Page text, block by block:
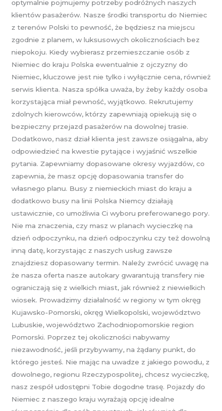
optymalnie pojmujemy potrzeby podróżnych naszych
klientów pasażerów. Nasze środki transportu do Niemiec
z terenów Polski to pewność, że będziesz na miejscu
zgodnie z planem, w luksusowych okolicznościach bez
niepokoju. Kiedy wybierasz przemieszczanie osób z
Niemiec do kraju Polska ewentualnie z ojczyzny do
Niemiec, kluczowe jest nie tylko i wyłącznie cena, również
serwis klienta. Nasza spółka uważa, by żeby każdy osoba
korzystająca miał pewność, wyjątkowo. Rekrutujemy
zdolnych kierowców, którzy zapewniają opiekują się o
bezpieczny przejazd pasażerów na dowolnej trasie.
Dodatkowo, nasz dział klienta jest zawsze osiągalna, aby
odpowiedzieć na kwestie pytające i wyjaśnić wszelkie
pytania. Zapewniamy dopasowane okresy wyjazdów, co
zapewnia, że masz opcję dopasowania transfer do
własnego planu. Busy z niemieckich miast do kraju a
dodatkowo busy na linii Polska Niemcy działają
ustawicznie, co umożliwia Ci wyboru preferowanego pory.
Nie ma znaczenia, czy masz w planach wycieczkę na
dzień odpoczynku, na dzień odpoczynku czy też dowolną
inną datę, korzystając z naszych usług zawsze
znajdziesz dopasowany termin. Należy zwrócić uwagę na
że nasza oferta nasze autokary gwarantują transfery nie
ograniczają się z wielkich miast, jak również z niewielkich
wiosek. Prowadzimy działalność w regiony w tym okręg
Kujawsko-Pomorski, okręg Wielkopolski, województwo
Lubuskie, województwo Zachodniopomorskie region
Pomorski. Poprzez tej okoliczności nabywamy
niezawodność, jeśli przybywamy, na żądany punkt, do
którego jesteś. Nie mając na uwadze z jakiego powodu, z
dowolnego, regionu Rzeczypospolitej, chcesz wycieczkę,
nasz zespół udostępni Tobie dogodne trasę. Pojazdy do
Niemiec z naszego kraju wyrażają opcję idealne